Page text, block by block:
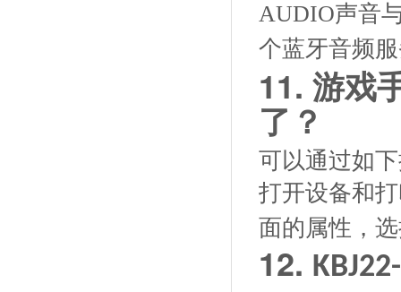
AUDIO声音
个蓝牙音频
11. 游戏
了？
可以通过如
打开设备和
面的属性，
12.